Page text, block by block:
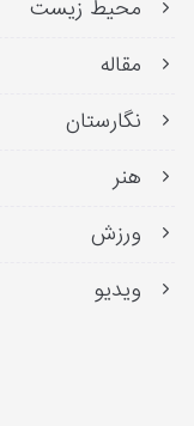
محیط زیست
مقاله
نگارستان
هنر
ورزش
ویدیو